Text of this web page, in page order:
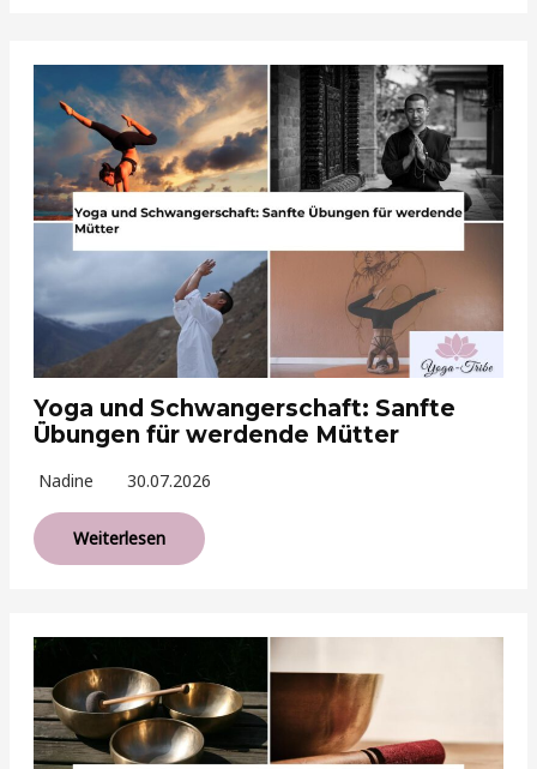
Yoga und Schwangerschaft: Sanfte
Übungen für werdende Mütter
Nadine 30.07.2026
Weiterlesen